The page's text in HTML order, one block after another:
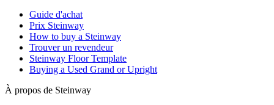
Guide d'achat
Prix Steinway
How to buy a Steinway
Trouver un revendeur
Steinway Floor Template
Buying a Used Grand or Upright
À propos de Steinway